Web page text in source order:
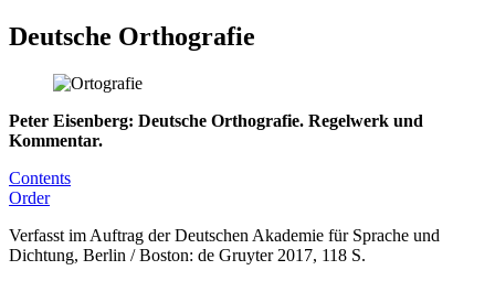
Deutsche Orthografie
Peter Eisenberg: Deutsche Orthografie. Regelwerk und
Kommentar.
Contents
Order
Verfasst im Auftrag der Deutschen Akademie für Sprache und
Dichtung, Berlin / Boston: de Gruyter 2017, 118 S.